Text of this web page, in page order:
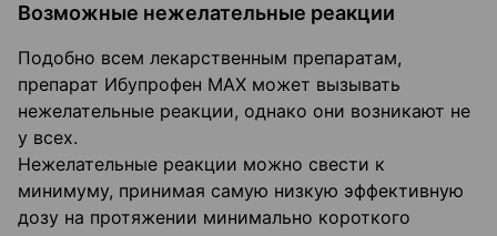
Возможные нежелательные реакции
Подобно всем лекарственным препаратам,
препарат Ибупрофен МАХ может вызывать
нежелательные реакции, однако они возникают не
у всех.
Нежелательные реакции можно свести к
минимуму, принимая самую низкую эффективную
дозу на протяжении минимально короткого